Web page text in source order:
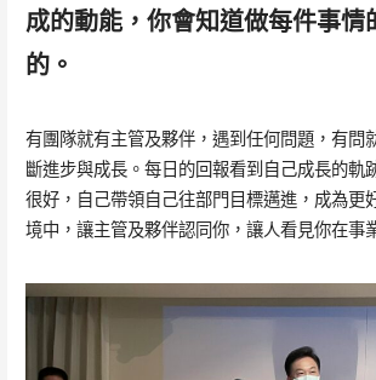
成的動能，你會知道做每件事情
的。
有團隊就有主管及夥伴，遇到任何問題，有問
斷進步與成長。每日的回報看到自己成長的軌
很好，自己帶領自己往部門目標邁進，成為更
境中，讓主管及夥伴認同你，讓人看見你在事